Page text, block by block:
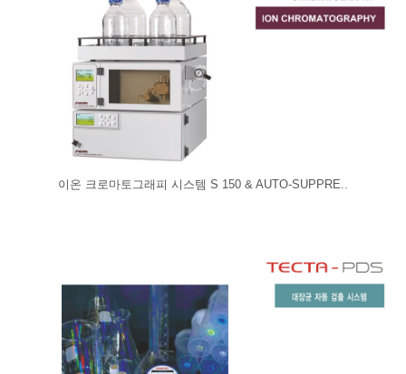
이온 크로마토그래피 시스템 S 150 & AUTO-SUPPRE..